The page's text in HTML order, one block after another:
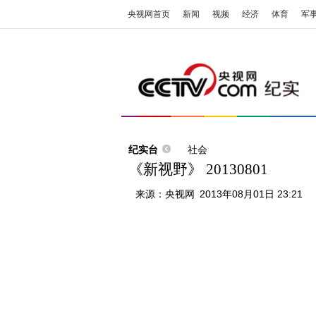
央视网首页 新闻 视频 经济 体育 军
纪实台 社会
《新视野》 20130801
来源： 央视网 2013年08月01日 23:21